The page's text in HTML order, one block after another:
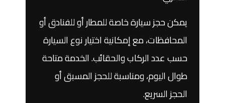
يمكن حجز سيارة خاصة للمطار أو للفنادق أو
المحافظات، مع إمكانية اختيار نوع السيارة
حسب عدد الركاب والحقائب. الخدمة متاحة
طوال اليوم، ومناسبة للحجز المسبق أو
الحجز السريع.